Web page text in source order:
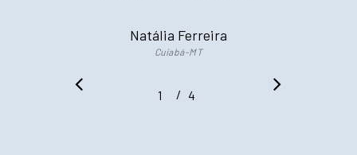
Natália Ferreira
Cuiabá-MT
1 2 3
/ 4